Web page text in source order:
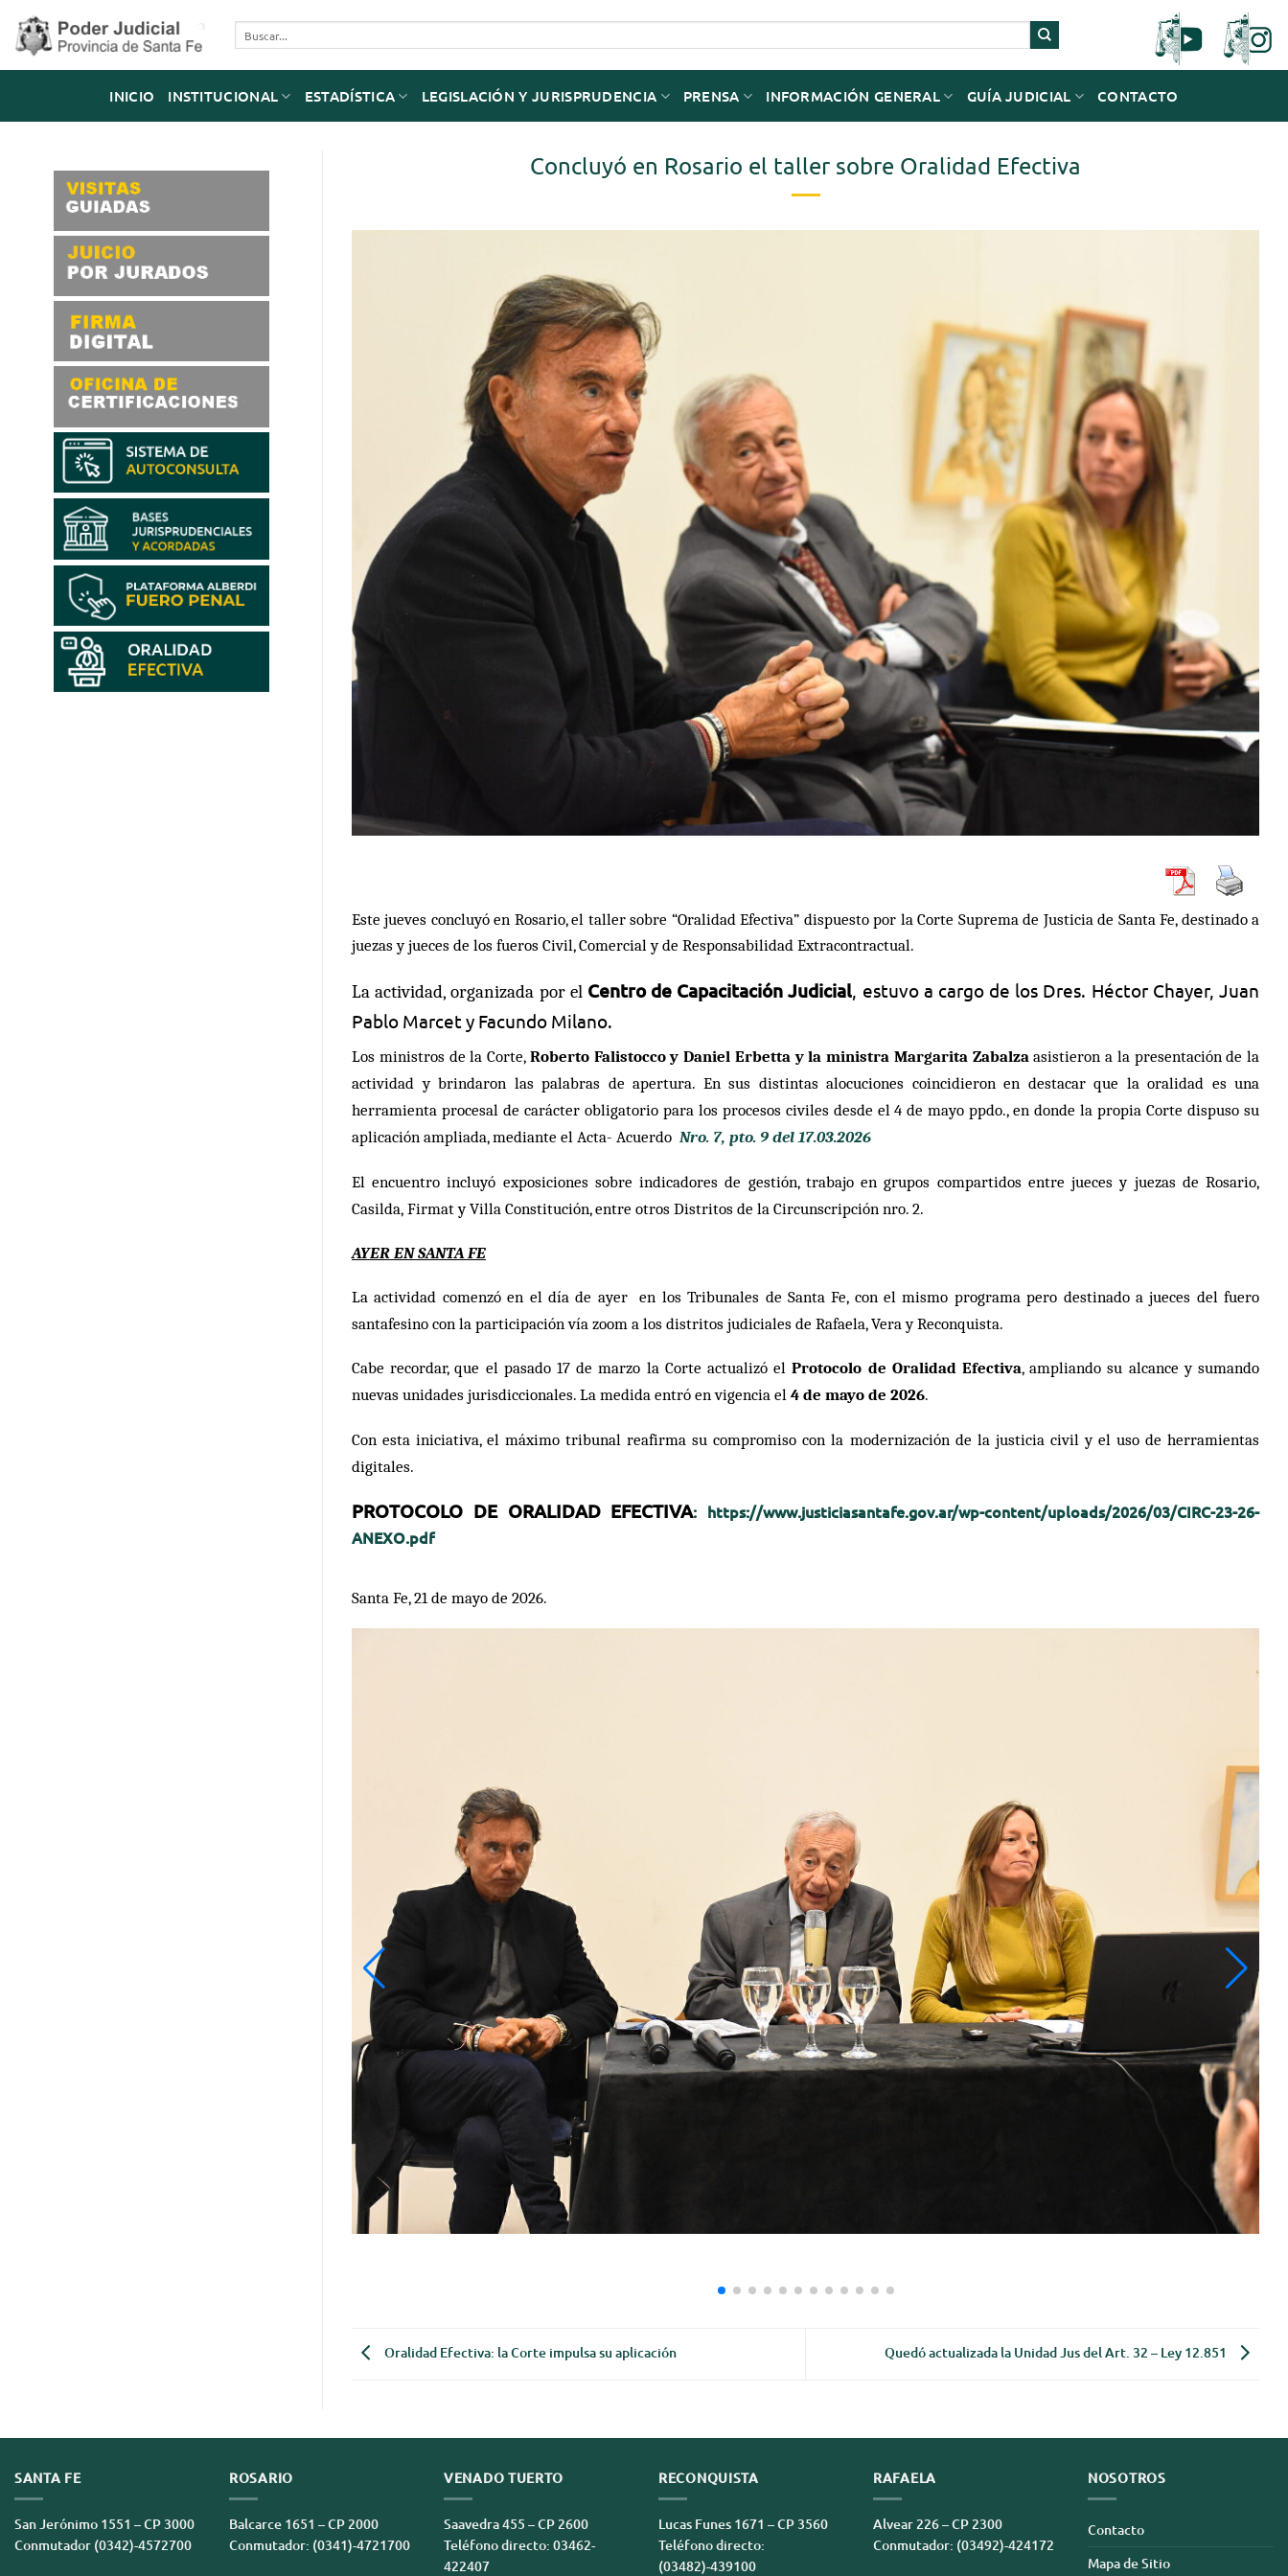
contenido
INICIO INSTITUCIONAL ESTADÍSTICA LEGISLACIÓN Y JURISPRUDENCIA PRENSA INFORMACIÓN GENERAL GUÍA JUDICIAL CONTACTO
Concluyó en Rosario el taller sobre Oralidad Efectiva
Este jueves concluyó en Rosario, el taller sobre “Oralidad Efectiva” dispuesto por laCorte Suprema de Justicia de Santa Fe, destinado a
juezas y jueces de los fueros Civil, Comercial y de Responsabilidad Extracontractual.
La actividad, organizada por el Centro de Capacitación Judicial, estuvo a cargo de los Dres. Héctor Chayer, Juan
Pablo Marcet y Facundo Milano.
Los ministros de la Corte, Roberto Falistocco y Daniel Erbetta y la ministra Margarita Zabalzaasistieron a la presentación de la
actividad y brindaron las palabras de apertura. En sus distintas alocuciones coincidieron en destacar que la oralidad es una
herramienta procesal de carácter obligatorio para los procesos civiles desde el 4 de mayo ppdo., en donde la propia Corte dispuso su
aplicación ampliada, mediante el Acta- Acuerdo Nro. 7, pto. 9 del 17.03.2026
El encuentro incluyó exposiciones sobre indicadores de gestión, trabajo en grupos compartidos entre jueces y juezas de Rosario,
Casilda, Firmat yVilla Constitución, entre otros Distritos de la Circunscripción nro. 2.
AYER EN SANTA FE
La actividad comenzó en el día de ayer en los Tribunales de Santa Fe, con el mismo programa pero destinado a jueces del fuero
santafesino con la participación vía zoom a los distritos judiciales de Rafaela, Vera y Reconquista.
Cabe recordar, que el pasado 17 de marzo la Corte actualizó elProtocolo de Oralidad Efectiva, ampliando su alcance y sumando
nuevas unidades jurisdiccionales. La medida entró en vigencia el 4 de mayo de 2026.
Con esta iniciativa, el máximo tribunal reafirma su compromiso con la modernización de la justicia civil y el uso de herramientas
digitales.
PROTOCOLO DE ORALIDAD EFECTIVA: https://www.justiciasantafe.gov.ar/wp-content/uploads/2026/03/CIRC-23-26-
ANEXO.pdf
Santa Fe, 21 de mayo de 2026.
Oralidad Efectiva: la Corte impulsa su aplicación Quedó actualizada la Unidad Jus del Art. 32 – Ley 12.851
SANTA FE
San Jerónimo 1551 – CP 3000
Conmutador (0342)-4572700
ROSARIO
Balcarce 1651 – CP 2000
Conmutador: (0341)-4721700
VENADO TUERTO
Saavedra 455 – CP 2600
Teléfono directo: 03462-
422407
RECONQUISTA
Lucas Funes 1671 – CP 3560
Teléfono directo:
(03482)-439100
RAFAELA
Alvear 226 – CP 2300
Conmutador: (03492)-424172
NOSOTROS
Contacto
Mapa de Sitio